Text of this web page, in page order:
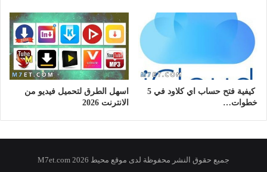
كيفية فتح حساب اي كلاود في 5
خطوات…
اسهل الطرق لتحميل فيديو من
الانترنت 2026
جميع حقوق النشر محفوظة لدى موقع محيط 2026 M7et.com